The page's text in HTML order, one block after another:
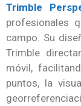
Trimble
profesionales
campo. Su
Trimble
móvil,
puntos, la